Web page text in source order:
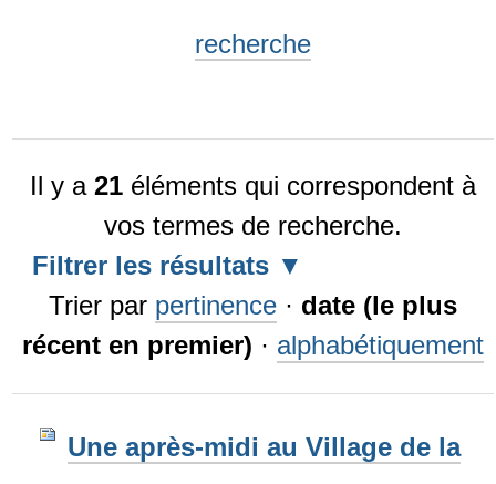
recherche
Il y a 21éléments qui correspondent à
vos termes de recherche.
Filtrer les résultats
Trier par pertinence · date (le plus
récent en premier) · alphabétiquement
Une après-midi au Village de la